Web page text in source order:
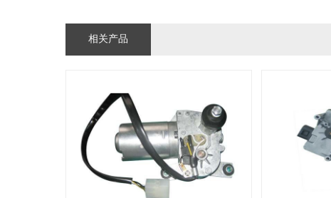
相关产品